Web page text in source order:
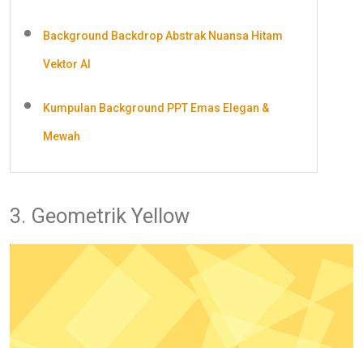
Background Backdrop Abstrak Nuansa Hitam
Vektor AI
Kumpulan Background PPT Emas Elegan &
Mewah
3. Geometrik Yellow